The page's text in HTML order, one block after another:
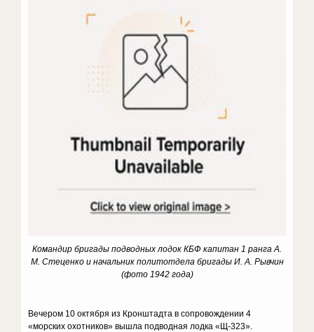
Командир бригады подводных лодок КБФ капитан 1 ранга А.
М. Стеценко и начальник политотдела бригады И. А. Рывчин
(фото 1942 года)
Вечером 10 октября из Кронштадта в сопровождении 4
«морских охотников» вышла подводная лодка «Щ-323».